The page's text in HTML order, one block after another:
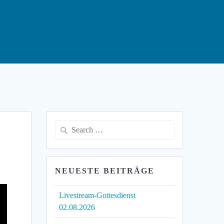
Search
NEUESTE BEITRÄGE
Livestream-Gottesdienst
02.08.2026